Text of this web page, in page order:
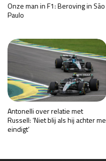
Onze man in F1: Beroving in São
Paulo
Antonelli over relatie met
Russell: ‘Niet blij als hij achter me
eindigt’